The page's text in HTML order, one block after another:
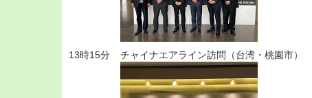
13時15分 チャイナエアライン訪問（台湾・桃園市）